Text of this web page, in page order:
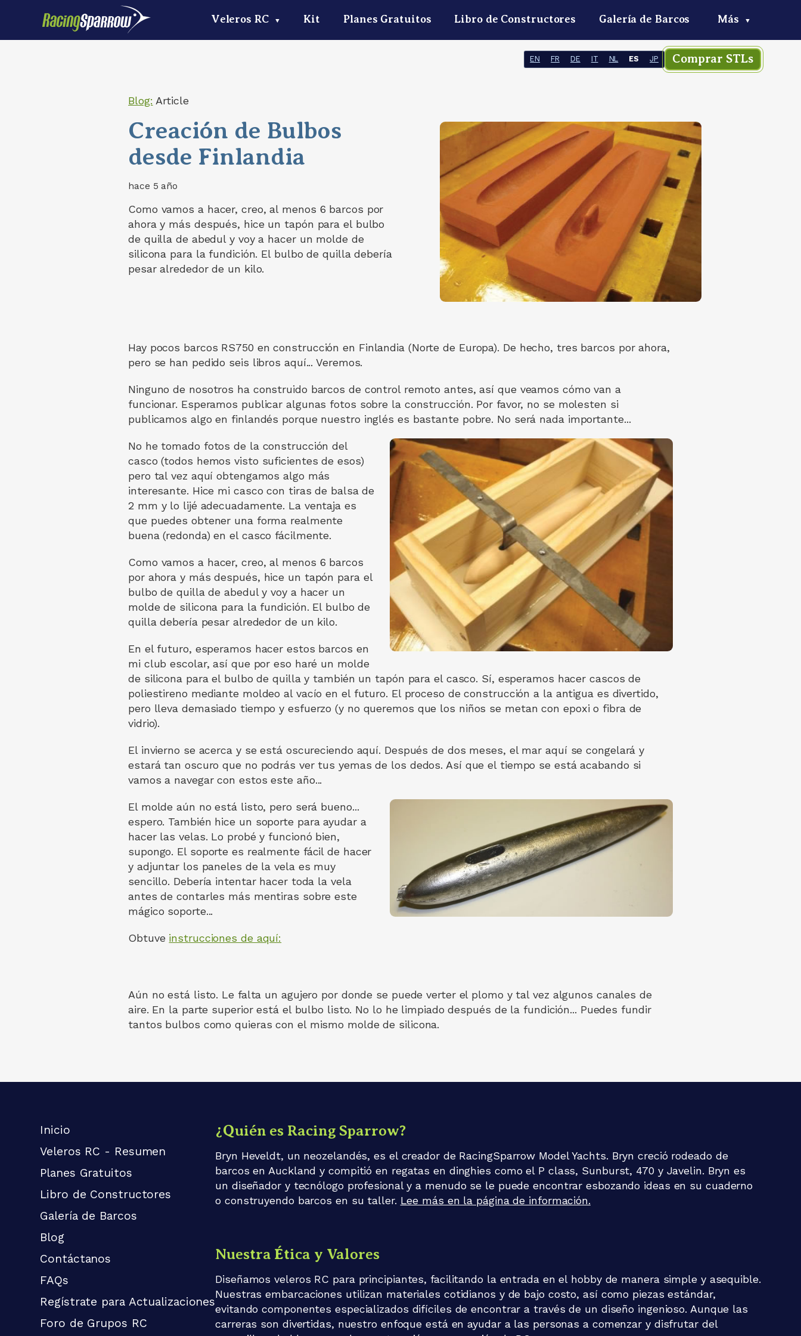
Veleros RC ▼ Kit Planes Gratuitos Libro de Constructores Galería de Barcos Más ▼
EN FR DE IT NL ES JP Comprar STLs
Blog: Article
Creación de Bulbos
desde Finlandia
hace 5 año
Como vamos a hacer, creo, al menos 6 barcos por
ahora y más después, hice un tapón para el bulbo
de quilla de abedul y voy a hacer un molde de
silicona para la fundición. El bulbo de quilla debería
pesar alrededor de un kilo.
Hay pocos barcos RS750 en construcción en Finlandia (Norte de Europa). De hecho, tres barcos por ahora,
pero se han pedido seis libros aquí... Veremos.
Ninguno de nosotros ha construido barcos de control remoto antes, así que veamos cómo van a
funcionar. Esperamos publicar algunas fotos sobre la construcción. Por favor, no se molesten si
publicamos algo en finlandés porque nuestro inglés es bastante pobre. No será nada importante...
No he tomado fotos de la construcción del
casco (todos hemos visto suficientes de esos)
pero tal vez aquí obtengamos algo más
interesante. Hice mi casco con tiras de balsa de
2 mm y lo lijé adecuadamente. La ventaja es
que puedes obtener una forma realmente
buena (redonda) en el casco fácilmente.
Como vamos a hacer, creo, al menos 6 barcos
por ahora y más después, hice un tapón para el
bulbo de quilla de abedul y voy a hacer un
molde de silicona para la fundición. El bulbo de
quilla debería pesar alrededor de un kilo.
En el futuro, esperamos hacer estos barcos en
mi club escolar, así que por eso haré un molde
de silicona para el bulbo de quilla y también un tapón para el casco. Sí, esperamos hacer cascos de
poliestireno mediante moldeo al vacío en el futuro. El proceso de construcción a la antigua es divertido,
pero lleva demasiado tiempo y esfuerzo (y no queremos que los niños se metan con epoxi o fibra de
vidrio).
El invierno se acerca y se está oscureciendo aquí. Después de dos meses, el mar aquí se congelará y
estará tan oscuro que no podrás ver tus yemas de los dedos. Así que el tiempo se está acabando si
vamos a navegar con estos este año...
El molde aún no está listo, pero será bueno...
espero. También hice un soporte para ayudar a
hacer las velas. Lo probé y funcionó bien,
supongo. El soporte es realmente fácil de hacer
y adjuntar los paneles de la vela es muy
sencillo. Debería intentar hacer toda la vela
antes de contarles más mentiras sobre este
mágico soporte...
Obtuve instrucciones de aquí:
Aún no está listo. Le falta un agujero por donde se puede verter el plomo y tal vez algunos canales de
aire. En la parte superior está el bulbo listo. No lo he limpiado después de la fundición... Puedes fundir
tantos bulbos como quieras con el mismo molde de silicona.
Inicio
Veleros RC - Resumen
Planes Gratuitos
Libro de Constructores
Galería de Barcos
Blog
Contáctanos
FAQs
Regístrate para Actualizaciones
Foro de Grupos RC
¿Quién es Racing Sparrow?
Bryn Heveldt, un neozelandés, es el creador de RacingSparrow Model Yachts. Bryn creció rodeado de
barcos en Auckland y compitió en regatas en dinghies como el P class, Sunburst, 470 y Javelin. Bryn es
un diseñador y tecnólogo profesional y a menudo se le puede encontrar esbozando ideas en su cuaderno
o construyendo barcos en su taller. Lee más en la página de información.
Nuestra Ética y Valores
Diseñamos veleros RC para principiantes, facilitando la entrada en el hobby de manera simple y asequible.
Nuestras embarcaciones utilizan materiales cotidianos y de bajo costo, así como piezas estándar,
evitando componentes especializados difíciles de encontrar a través de un diseño ingenioso. Aunque las
carreras son divertidas, nuestro enfoque está en ayudar a las personas a comenzar y disfrutar del